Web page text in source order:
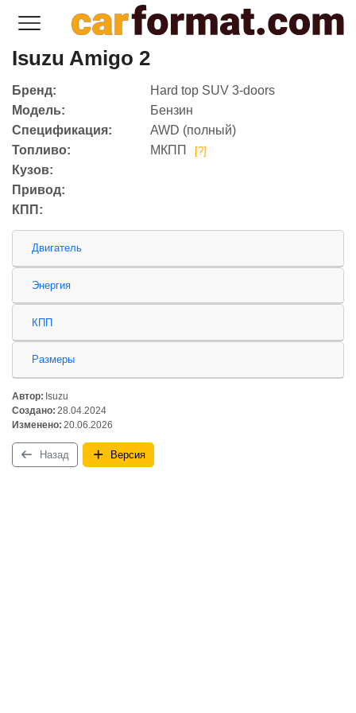
Isuzu Amigo 2
Бренд:
Модель:
Спецификация:
Топливо:
Кузов:
Привод:
КПП:
Hard top SUV 3-doors
Бензин
AWD (полный)
МКПП
[?]
Двигатель
Энергия
КПП
Размеры
Автор: Isuzu
Создано: 28.04.2024
Изменено: 20.06.2026
Назад Версия